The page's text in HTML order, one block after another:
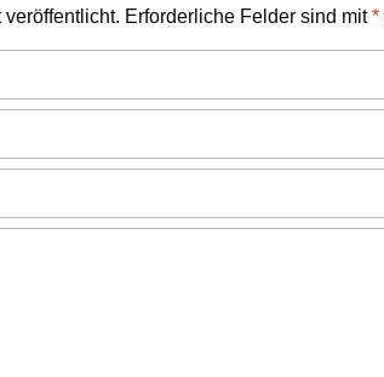
Erforderliche Felder sind mit*